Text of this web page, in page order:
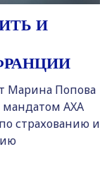
И
Марина Попова
AXA
страхованию и